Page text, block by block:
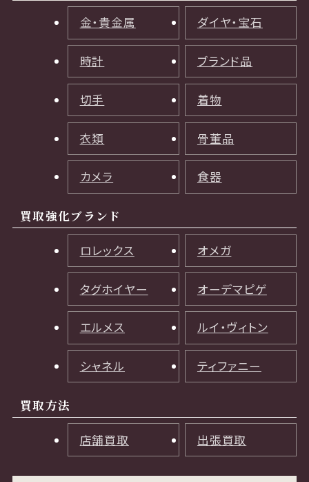
金・貴金属 ダイヤ・宝石
時計 ブランド品
切手 着物
衣類 骨董品
カメラ 食器
買取強化ブランド
ロレックス オメガ
タグホイヤー オーデマピゲ
エルメス ルイ・ヴィトン
シャネル ティファニー
買取方法
店舗買取 出張買取